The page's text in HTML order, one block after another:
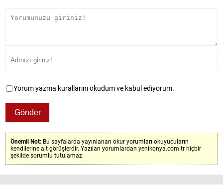
Yorum yazma kurallarını okudum ve kabul ediyorum.
Önemli Not: Bu sayfalarda yayınlanan okur yorumları okuyucuların
kendilerine ait görüşlerdir. Yazılan yorumlardan yenikonya.com.tr hiçbir
şekilde sorumlu tutulamaz.